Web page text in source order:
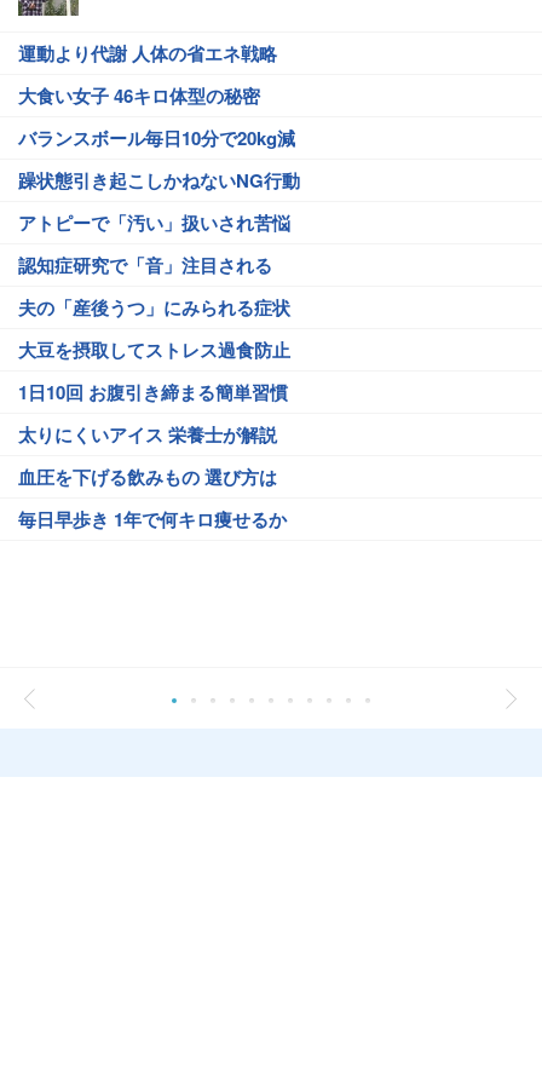
運動より代謝 人体の省エネ戦略
大食い女子 46キロ体型の秘密
バランスボール毎日10分で20kg減
躁状態引き起こしかねないNG行動
アトピーで「汚い」扱いされ苦悩
認知症研究で「音」注目される
夫の「産後うつ」にみられる症状
大豆を摂取してストレス過食防止
1日10回 お腹引き締まる簡単習慣
太りにくいアイス 栄養士が解説
血圧を下げる飲みもの 選び方は
毎日早歩き 1年で何キロ痩せるか